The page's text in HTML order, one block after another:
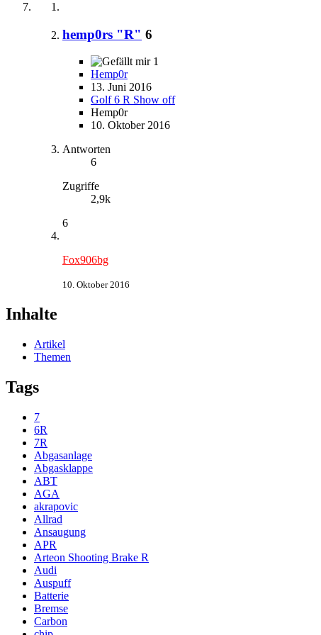
hemp0rs "R" 6
1
Hemp0r
13. Juni 2016
Golf 6 R Show off
Hemp0r
10. Oktober 2016
Antworten
6
Zugriffe
2,9k
6
Fox906bg
10. Oktober 2016
Inhalte
Artikel
Themen
Tags
7
6R
7R
Abgasanlage
Abgasklappe
ABT
AGA
akrapovic
Allrad
Ansaugung
APR
Arteon Shooting Brake R
Audi
Auspuff
Batterie
Bremse
Carbon